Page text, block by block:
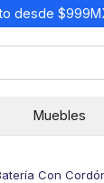
desde
Muebles
Con